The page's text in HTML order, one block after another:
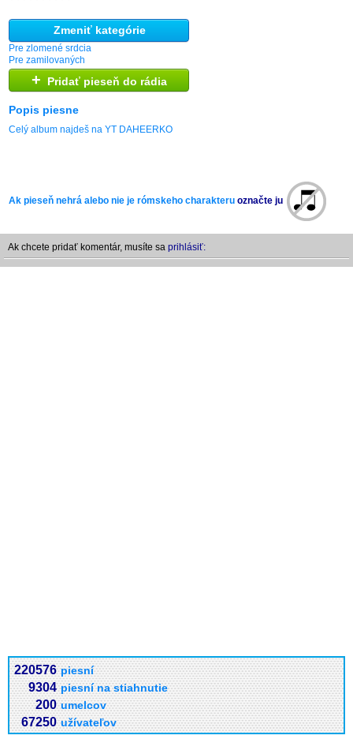
Zmeniť kategórie
Pre zlomené srdcia
Pre zamilovaných
+ Pridať pieseň do rádia
Popis piesne
Celý album najdeš na YT DAHEERKO
Ak pieseň nehrá alebo nie je rómskeho charakteru označte ju
Ak chcete pridať komentár, musíte sa prihlásiť:
220576 piesní
9304 piesní na stiahnutie
200 umelcov
67250 užívateľov